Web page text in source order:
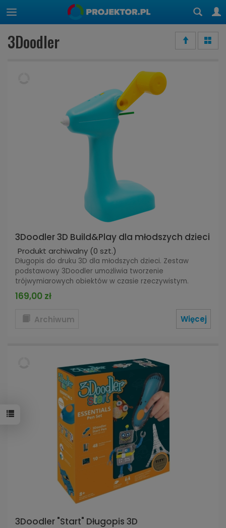
3Doodler
3Doodler 3D Build&Play dla młodszych dzieci
Produkt archiwalny (0 szt.)
Długopis do druku 3D dla młodszych dzieci. Zestaw
podstawowy 3Doodler umożliwia tworzenie
trójwymiarowych obiektów w czasie rzeczywistym.
169,00 zł
Archiwum Więcej
3Doodler "Start" Długopis 3D